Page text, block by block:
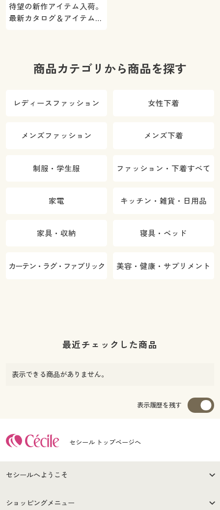
待望の新作アイテム入荷。
最新カタログ＆アイテムを
商品カテゴリから商品を探す
レディースファッション 女性下着
メンズファッション メンズ下着
制服・学生服 ファッション・下着すべて
家電 キッチン・雑貨・日用品
家具・収納 寝具・ベッド
カーテン・ラグ・ファブリック 美容・健康・サプリメント
最近チェックした商品
表示できる商品がありません。
表示履歴を残す
セシール トップページへ
セシールへようこそ
はじめての方へ
ショッピングメニュー